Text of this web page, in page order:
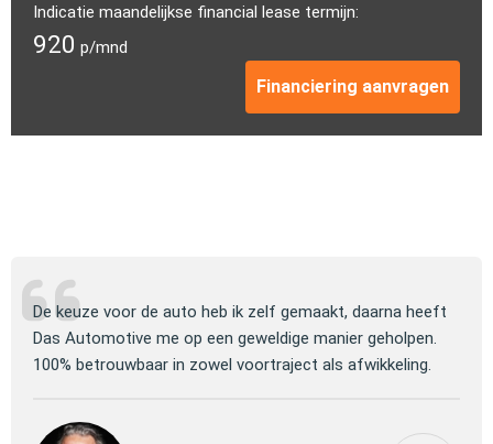
Indicatie maandelijkse financial lease termijn:
920 p/mnd
Financiering aanvragen
De keuze voor de auto heb ik zelf gemaakt, daarna heeft
Das Automotive me op een geweldige manier geholpen.
100% betrouwbaar in zowel voortraject als afwikkeling.